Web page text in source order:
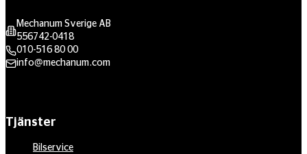
Mechanum Sverige AB
556742-0418
010-516 80 00
info@mechanum.com
Tjänster
Bilservice